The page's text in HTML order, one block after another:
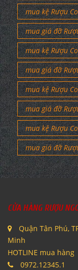
mua kệ Rượu
mua giá đỡ
mua kệ Rượu
mua giá đỡ
mua kệ Rượu
mua giá đỡ
mua kệ Rượu
mua giá đỡ
CỬA HÀNG RƯỢU
Quận Tân Phú,
Minh
HOTLINE mua hàng
0972.12345.1